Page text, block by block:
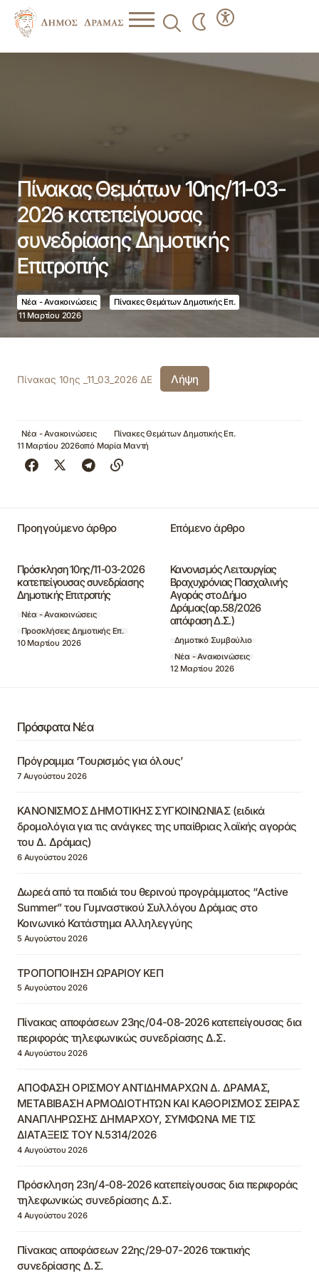
Πίνακας Θεμάτων 10ης/11-03-2026 κατεπείγουσας
Πίνακας Θεμάτων 10ης/11-03-
2026 κατεπείγουσας
συνεδρίασης Δημοτικής
Επιτροπής
Νέα - Ανακοινώσεις
Πίνακες Θεμάτων Δημοτικής Επ.
11 Μαρτίου 2026
Πίνακας 10ης _11_03_2026 ΔΕ Λήψη
Νέα - Ανακοινώσεις
Πίνακες Θεμάτων Δημοτικής Επ.
11 Μαρτίου 2026από Μαρία Μαντή
Προηγούμενο άρθρο
Πρόσκληση 10ης/11-03-2026
κατεπείγουσας συνεδρίασης
Δημοτικής Επιτροπής
Νέα - Ανακοινώσεις
Προσκλήσεις Δημοτικής Επ.
10 Μαρτίου 2026
Επόμενο άρθρο
Κανονισμός Λειτουργίας
Βραχυχρόνιας Πασχαλινής
Αγοράς στο Δήμο
Δράμας(αρ.58/2026
απόφαση Δ.Σ.)
Δημοτικό Συμβούλιο
Νέα - Ανακοινώσεις
12 Μαρτίου 2026
Πρόσφατα Νέα
Πρόγραμμα ‘Τουρισμός για όλους’
7 Αυγούστου 2026
ΚΑΝΟΝΙΣΜΟΣ ΔΗΜΟΤΙΚΗΣ ΣΥΓΚΟΙΝΩΝΙΑΣ (ειδικά
δρομολόγια για τις ανάγκες της υπαίθριας λαϊκής αγοράς
του Δ. Δράμας)
6 Αυγούστου 2026
Δωρεά από τα παιδιά του θερινού προγράμματος “Active
Summer” του Γυμναστικού Συλλόγου Δράμας στο
Κοινωνικό Κατάστημα Αλληλεγγύης
5 Αυγούστου 2026
ΤΡΟΠΟΠΟΙΗΣΗ ΩΡΑΡΙΟΥ ΚΕΠ
5 Αυγούστου 2026
Πίνακας αποφάσεων 23ης/04-08-2026 κατεπείγουσας δια
περιφοράς τηλεφωνικώς συνεδρίασης Δ.Σ.
4 Αυγούστου 2026
ΑΠΟΦΑΣΗ ΟΡΙΣΜΟΥ ΑΝΤΙΔΗΜΑΡΧΩΝ Δ. ΔΡΑΜΑΣ,
ΜΕΤΑΒΙΒΑΣΗ ΑΡΜΟΔΙΟΤΗΤΩΝ ΚΑΙ ΚΑΘΟΡΙΣΜΟΣ ΣΕΙΡΑΣ
ΑΝΑΠΛΗΡΩΣΗΣ ΔΗΜΑΡΧΟΥ, ΣΥΜΦΩΝΑ ΜΕ ΤΙΣ
ΔΙΑΤΑΞΕΙΣ ΤΟΥ Ν.5314/2026
4 Αυγούστου 2026
Πρόσκληση 23η/4-08-2026 κατεπείγουσας δια περιφοράς
τηλεφωνικώς συνεδρίασης Δ.Σ.
4 Αυγούστου 2026
Πίνακας αποφάσεων 22ης/29-07-2026 τακτικής
συνεδρίασης Δ.Σ.